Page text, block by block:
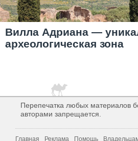
Вилла Адриана —
археологическая зона
Перепечатка любых материалов
авторами запрещается.
Главная Реклама Помощь